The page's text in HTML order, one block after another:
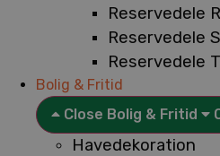
Reservedele
Reservedele
Reservedele
Bolig & Fritid
Close Bolig & Fritid
Havedekoration